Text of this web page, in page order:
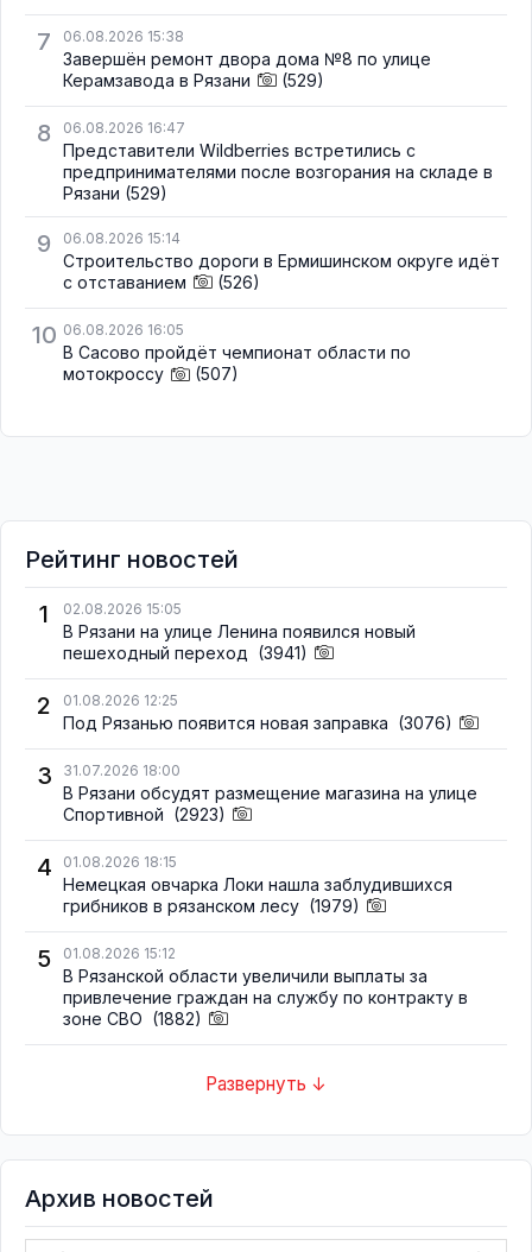
7 06.08.2026 15:38
Завершён ремонт двора дома №8 по улице
Керамзавода в Рязани
(529)
8 06.08.2026 16:47
Представители Wildberries встретились с
предпринимателями после возгорания на складе в
Рязани (529)
9 06.08.2026 15:14
Строительство дороги в Ермишинском округе идёт
с отставанием
(526)
10 06.08.2026 16:05
В Сасово пройдёт чемпионат области по
мотокроссу
(507)
Рейтинг новостей
1
02.08.2026 15:05
В Рязани на улице Ленина появился новый
пешеходный переход (3941)
2 01.08.2026 12:25
Под Рязанью появится новая заправка (3076)
3 31.07.2026 18:00
В Рязани обсудят размещение магазина на улице
Спортивной (2923)
4 01.08.2026 18:15
Немецкая овчарка Локи нашла заблудившихся
грибников в рязанском лесу (1979)
5 01.08.2026 15:12
В Рязанской области увеличили выплаты за
привлечение граждан на службу по контракту в
зоне СВО (1882)
Развернуть ↓
Архив новостей